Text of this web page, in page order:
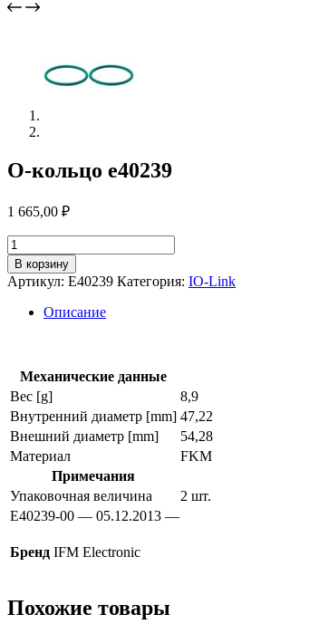
O-кольцо e40239
1 665,00 ₽
Количество
товара
O-
кольцо
e40239
В корзину
Артикул: E40239 Категория: IO-Link
Описание
Механические данные
Вес [g]
8,9
Внутренний диаметр [mm] 47,22
Внешний диаметр [mm]
54,28
Материал
FKM
Примечания
Упаковочная величина
2 шт.
E40239-00 — 05.12.2013 —
Бренд IFM Electronic
Похожие товары